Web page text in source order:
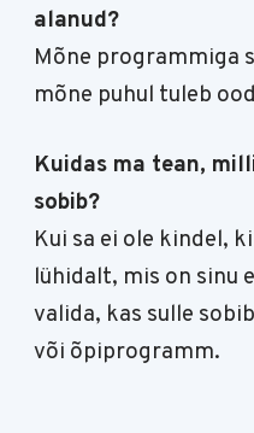
alanud?
Mõne programmiga
mõne puhul tuleb
Kuidas ma tean,
sobib?
Kui sa ei ole kindel,
lühidalt, mis on sinu
valida, kas sulle
või õpiprogramm.